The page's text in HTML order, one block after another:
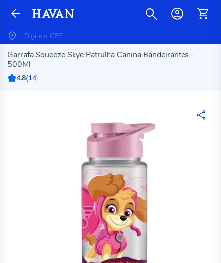
Garrafa Squeeze Skye Patrulha Canina Bandeirantes -
500Ml
4.8(14)